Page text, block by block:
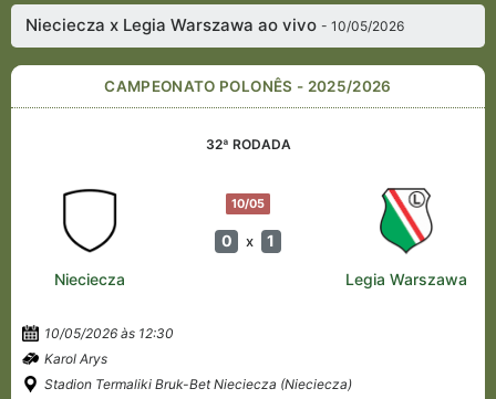
Nieciecza x Legia Warszawa ao vivo- 10/05/2026
CAMPEONATO POLONÊS - 2025/2026
32ª RODADA
10/05
0 x 1
Nieciecza Legia Warszawa
10/05/2026 às 12:30
Karol Arys
Stadion Termaliki Bruk-Bet Nieciecza (Nieciecza)